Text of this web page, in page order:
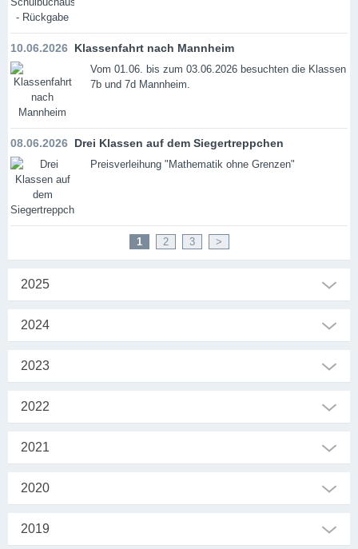
10.06.2026 Klassenfahrt nach Mannheim
Vom 01.06. bis zum 03.06.2026 besuchten die Klassen
7b und 7d Mannheim.
08.06.2026 Drei Klassen auf dem Siegertreppchen
Preisverleihung "Mathematik ohne Grenzen"
1 2 3 >
2025
2024
2023
2022
2021
2020
2019